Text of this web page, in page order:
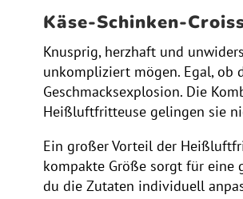
Käse-Schinken-
Knusprig, herzhaft und
unkompliziert mögen. Egal, ob
Geschmacksexplosion. Die
Heißluftfritteuse gelingen sie
Ein großer Vorteil der
kompakte Größe sorgt für eine
du die Zutaten individuell